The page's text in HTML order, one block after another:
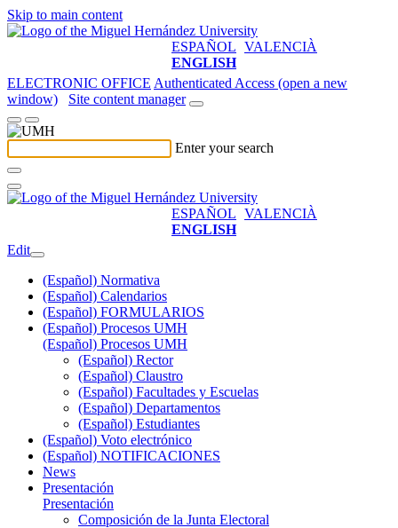
Skip to main content
ESPAÑOL VALENCIÀ
ENGLISH
ELECTRONIC OFFICE Authenticated Access (open a new
window)
Site content manager
Enter your search
ESPAÑOL VALENCIÀ
ENGLISH
Edit
(Español) Normativa
(Español) Calendarios
(Español) FORMULARIOS
(Español) Procesos UMH
(Español) Procesos UMH
(Español) Rector
(Español) Claustro
(Español) Facultades y Escuelas
(Español) Departamentos
(Español) Estudiantes
(Español) Voto electrónico
(Español) NOTIFICACIONES
News
Presentación
Presentación
Composición de la Junta Electoral